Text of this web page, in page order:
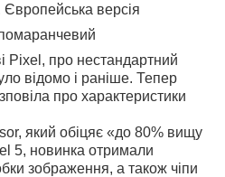
Європейська версія
Pixel, про нестандартний
відомо і раніше. Тепер
про характеристики
який обіцяє «до 80% вищу
5, новинка отримали
зображення, а також чіпи